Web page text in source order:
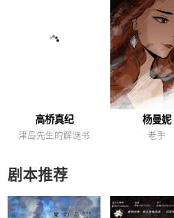
高桥真纪
津岛先生的解谜书
杨曼妮
老手
剧本推荐